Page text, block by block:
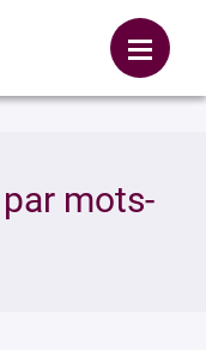
Menu
mots-